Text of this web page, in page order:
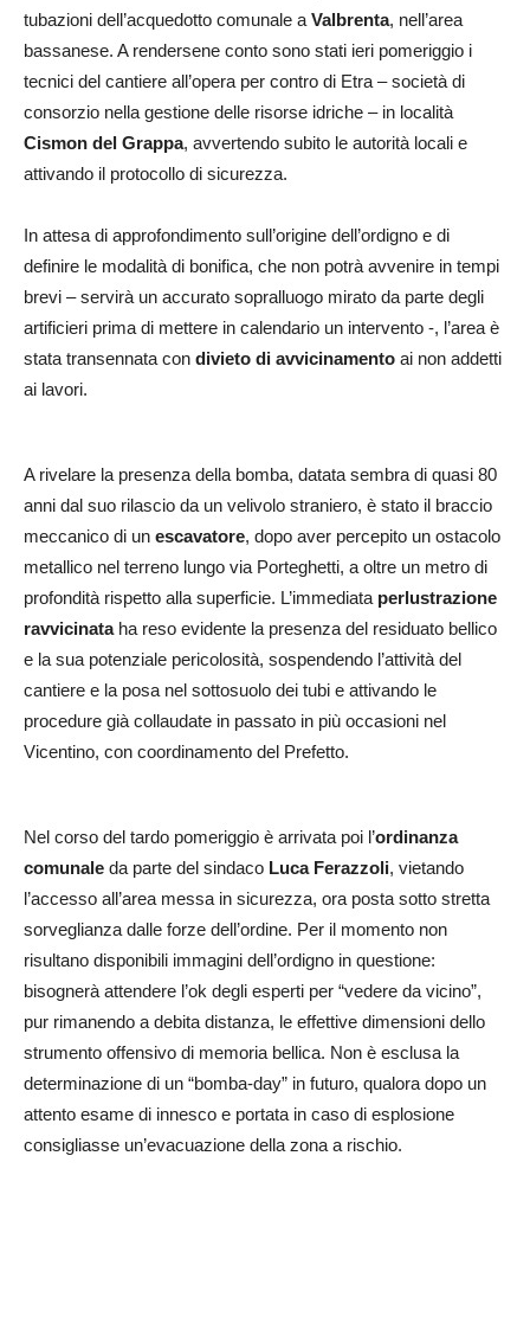
tubazioni dell’acquedotto comunale a Valbrenta, nell’area
bassanese. A rendersene conto sono stati ieri pomeriggio i
tecnici del cantiere all’opera per contro di Etra – società di
consorzio nella gestione delle risorse idriche – in località
Cismon del Grappa, avvertendo subito le autorità locali e
attivando il protocollo di sicurezza.
In attesa di approfondimento sull’origine dell’ordigno e di
definire le modalità di bonifica, che non potrà avvenire in tempi
brevi – servirà un accurato sopralluogo mirato da parte degli
artificieri prima di mettere in calendario un intervento -, l’area è
stata transennata con divieto di avvicinamento ai non addetti
ai lavori.
A rivelare la presenza della bomba, datata sembra di quasi 80
anni dal suo rilascio da un velivolo straniero, è stato il braccio
meccanico di un escavatore, dopo aver percepito un ostacolo
metallico nel terreno lungo via Porteghetti, a oltre un metro di
profondità rispetto alla superficie. L’immediata perlustrazione
ravvicinataha reso evidente la presenza del residuato bellico
e la sua potenziale pericolosità, sospendendo l’attività del
cantiere e la posa nel sottosuolo dei tubi e attivando le
procedure già collaudate in passato in più occasioni nel
Vicentino, con coordinamento del Prefetto.
Nel corso del tardo pomeriggio è arrivata poi l’ordinanza
comunale da parte del sindaco Luca Ferazzoli, vietando
l’accesso all’area messa in sicurezza, ora posta sotto stretta
sorveglianza dalle forze dell’ordine. Per il momento non
risultano disponibili immagini dell’ordigno in questione:
bisognerà attendere l’ok degli esperti per “vedere da vicino”,
pur rimanendo a debita distanza, le effettive dimensioni dello
strumento offensivo di memoria bellica. Non è esclusa la
determinazione di un “bomba-day” in futuro, qualora dopo un
attento esame di innesco e portata in caso di esplosione
consigliasse un’evacuazione della zona a rischio.